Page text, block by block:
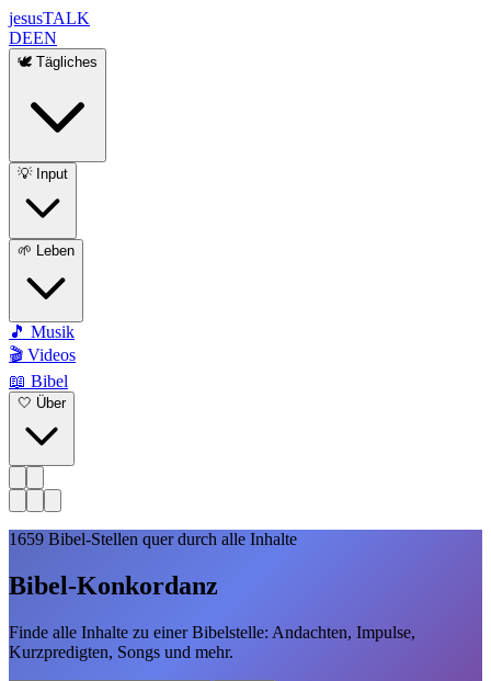
jesusTALK
DEEN
🕊️ Tägliches
💡 Input
🌱 Leben
🎵 Musik
🎬 Videos
📖 Bibel
🤍 Über
1659 Bibel-Stellen quer durch alle Inhalte
Bibel-Konkordanz
Finde alle Inhalte zu einer Bibelstelle: Andachten, Impulse,
Kurzpredigten, Songs und mehr.